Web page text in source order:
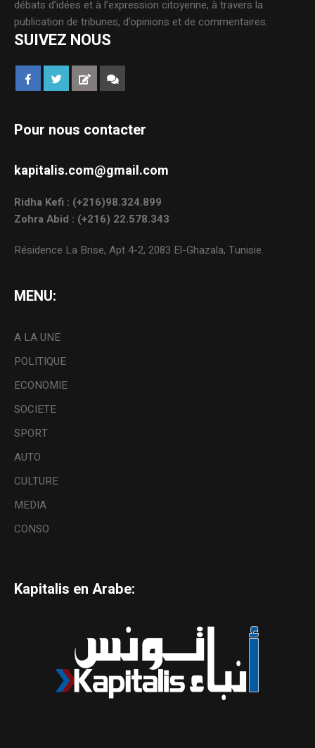
débats d’idées et à l’expression citoyenne, à travers la
publication de tribunes, d’opinions et de commentaires.
SUIVEZ NOUS
Pour nous contacter
kapitalis.com@gmail.com
Ridha Kefi : (+216)98.324.899
Zohra Abid : (+216) 22.578.343
Résidence La Brise, Apt 4-2, 2083 El-Ghazala, Tunisie.
MENU:
A LA UNE
POLITIQUE
ECONOMIE
SOCIETE
SPORT
AUTO
CULTURE
MEDIA
CONSO
Kapitalis en Arabe: